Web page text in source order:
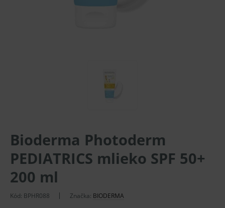
Bioderma Photoderm
PEDIATRICS mlieko SPF 50+
200 ml
Kód: BPHR088 Značka: BIODERMA